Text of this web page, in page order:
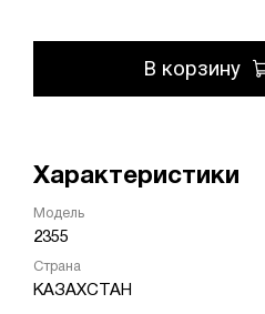
В корзину
Характеристики
Модель
2355
Страна
КАЗАХСТАН